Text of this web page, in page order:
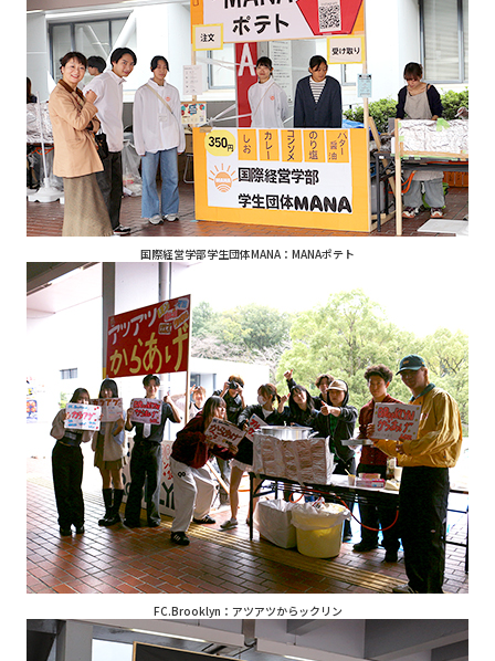
国際経営学部学生団体MANA：MANAポテト
FC.Brooklyn：アツアツからックリン